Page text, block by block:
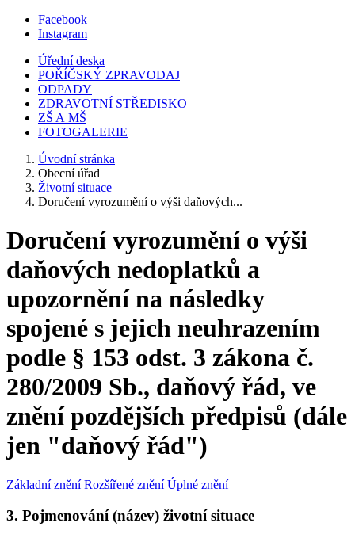
Facebook
Instagram
Úřední deska
POŘÍČSKÝ ZPRAVODAJ
ODPADY
ZDRAVOTNÍ STŘEDISKO
ZŠ A MŠ
FOTOGALERIE
Úvodní stránka
Obecní úřad
Životní situace
Doručení vyrozumění o výši daňových...
Doručení vyrozumění o výši
daňových nedoplatků a
upozornění na následky
spojené s jejich neuhrazením
podle § 153 odst. 3 zákona č.
280/2009 Sb., daňový řád, ve
znění pozdějších předpisů (dále
jen "daňový řád")
Základní znění Rozšířené znění Úplné znění
3. Pojmenování (název) životní situace